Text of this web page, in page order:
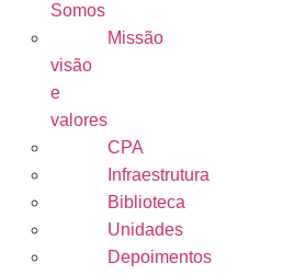
Somos
Missão
visão
e
valores
CPA
Infraestrutura
Biblioteca
Unidades
Depoimentos